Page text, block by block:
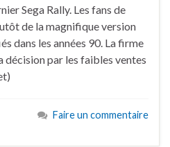
Sega Rally. Les fans de
de la magnifique version
dans les années 90. La firme
décision par les faibles ventes
Faire un commentaire